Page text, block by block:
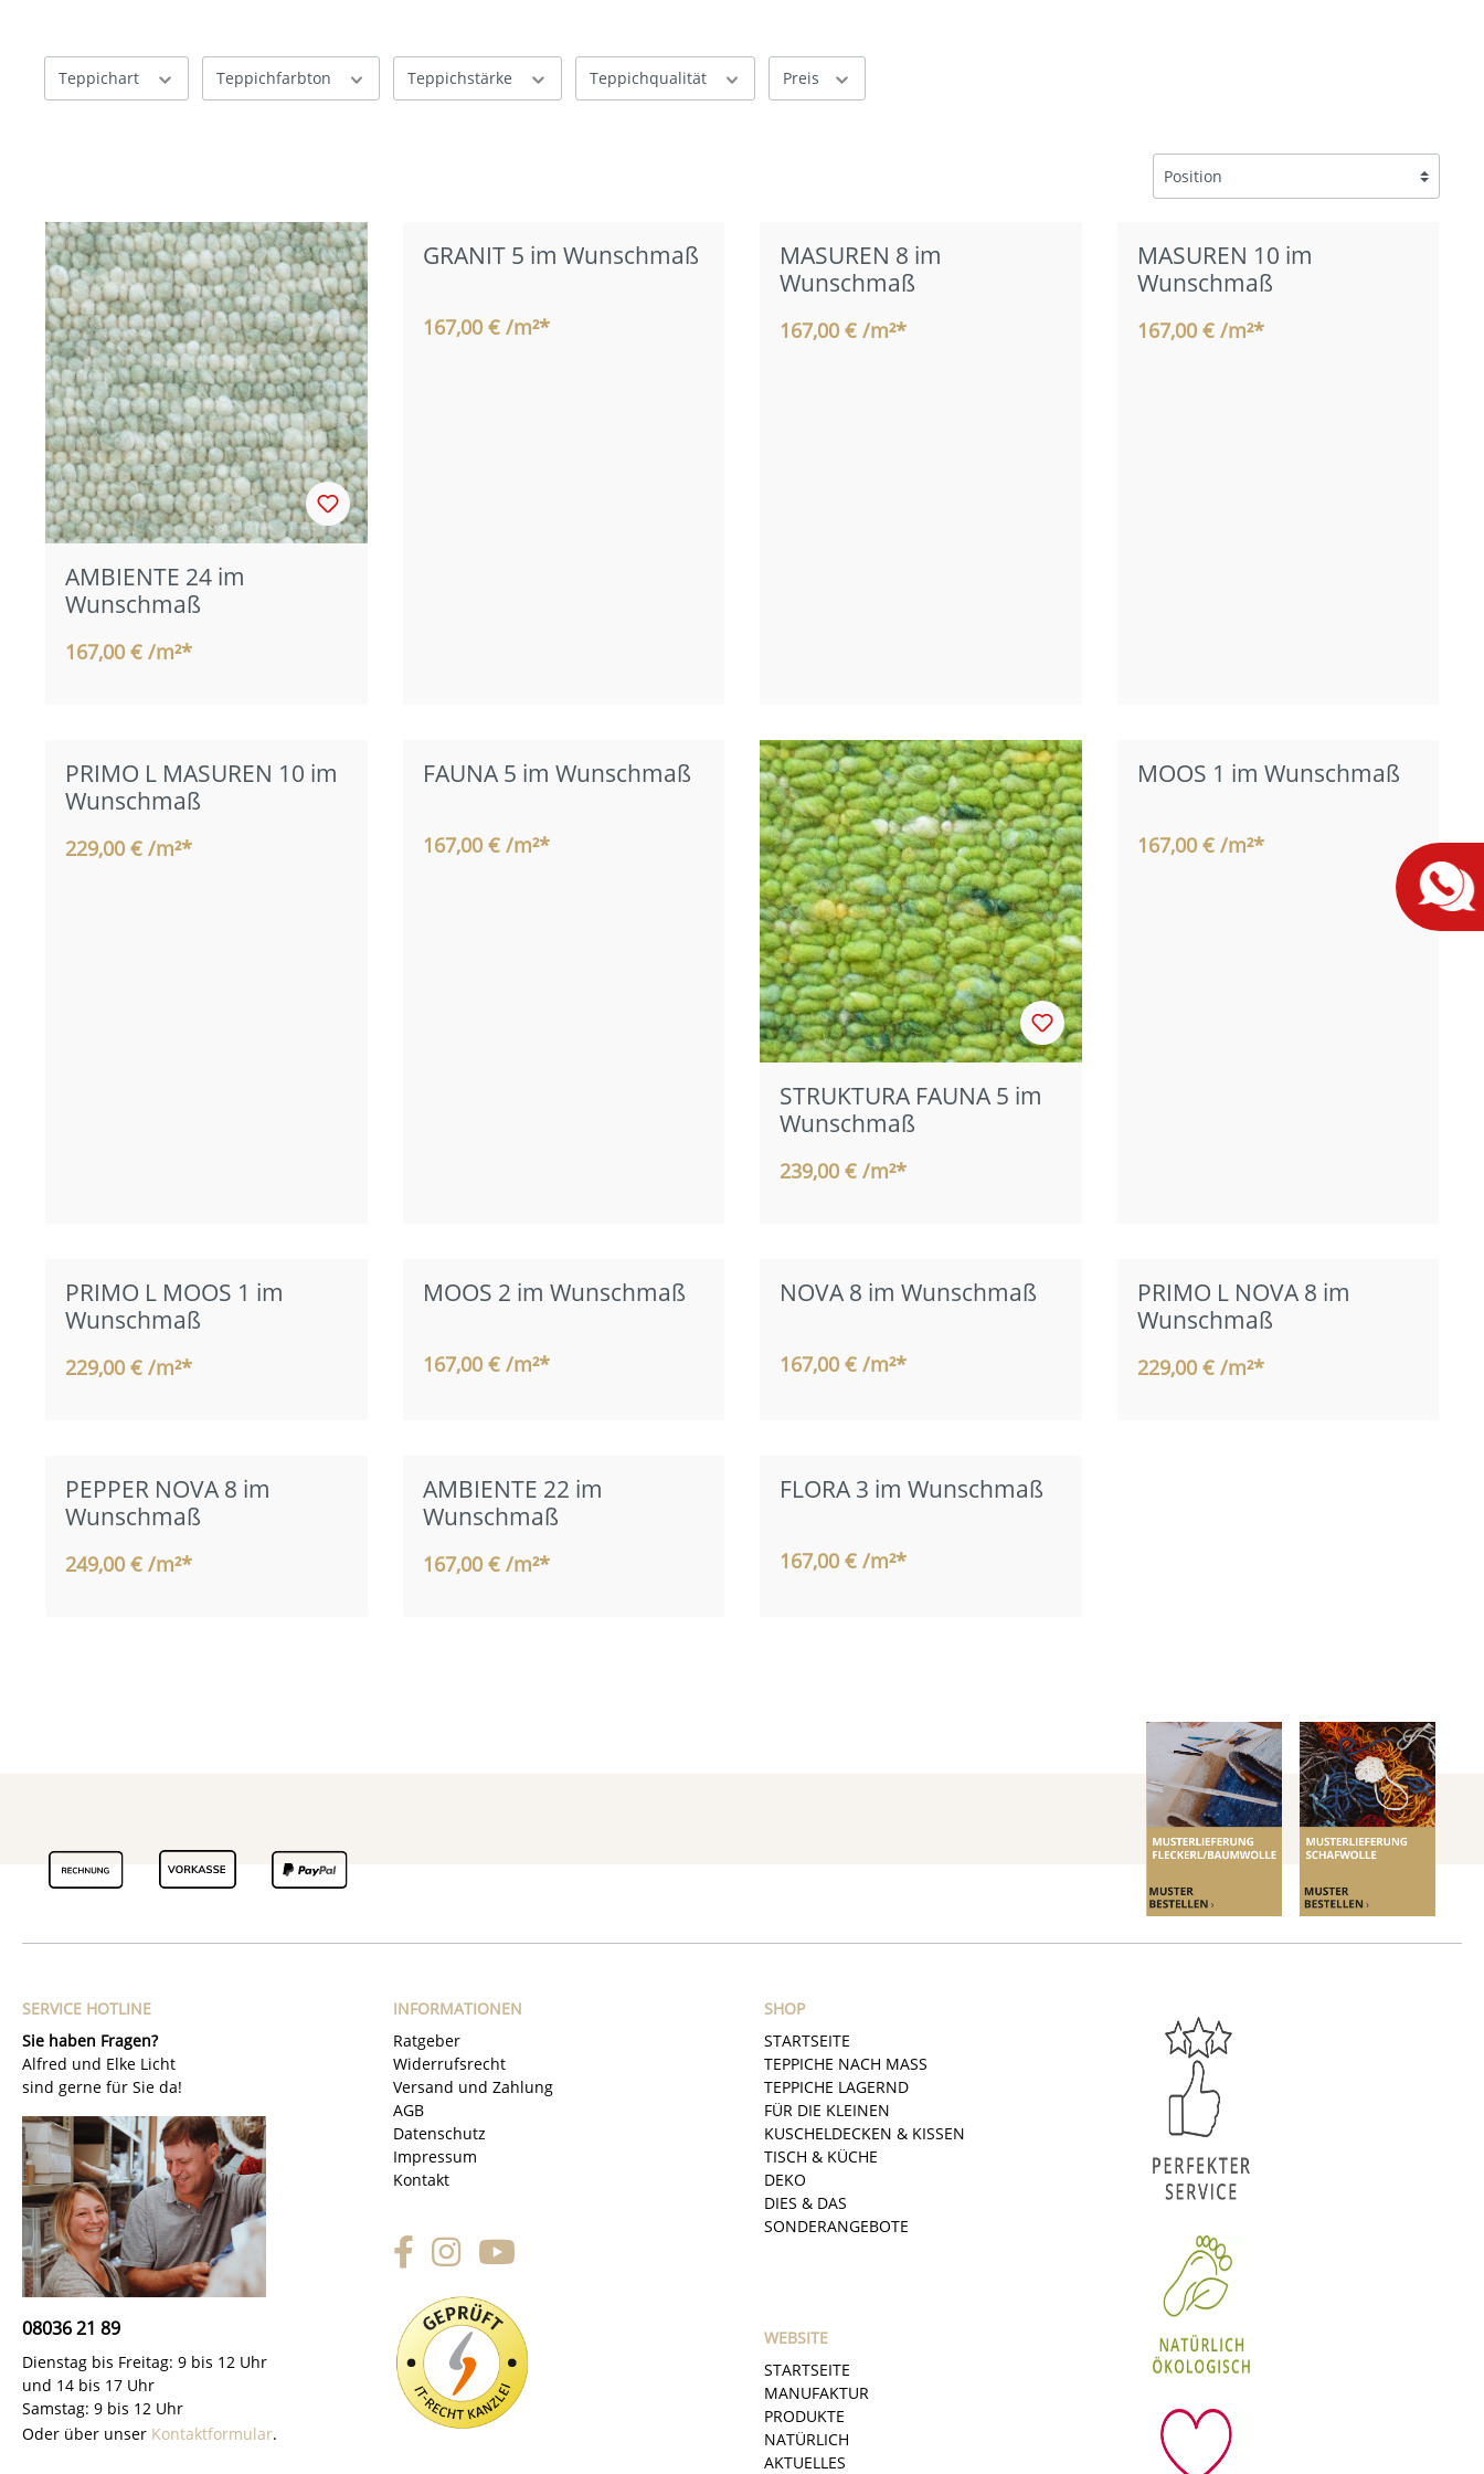
Cottotöne
Teppichart Teppichfarbton Teppichstärke Teppichqualität Preis
AMBIENTE 24 im
Wunschmaß
167,00 € /m²*
GRANIT 5 im Wunschmaß
167,00 € /m²*
MASUREN 8 im
Wunschmaß
167,00 € /m²*
MASUREN 10 im
Wunschmaß
167,00 € /m²*
PRIMO L MASUREN 10 im
Wunschmaß
229,00 € /m²*
FAUNA 5 im Wunschmaß
167,00 € /m²*
STRUKTURA FAUNA 5 im
Wunschmaß
239,00 € /m²*
MOOS 1 im Wunschmaß
167,00 € /m²*
PRIMO L MOOS 1 im
Wunschmaß
229,00 € /m²*
MOOS 2 im Wunschmaß
167,00 € /m²*
NOVA 8 im Wunschmaß
167,00 € /m²*
PRIMO L NOVA 8 im
Wunschmaß
229,00 € /m²*
PEPPER NOVA 8 im
Wunschmaß
249,00 € /m²*
AMBIENTE 22 im
Wunschmaß
167,00 € /m²*
FLORA 3 im Wunschmaß
167,00 € /m²*
SERVICE HOTLINE
Sie haben Fragen?
Alfred und Elke Licht
sind gerne für Sie da!
08036 21 89
Dienstag bis Freitag: 9 bis 12 Uhr
und 14 bis 17 Uhr
Samstag: 9 bis 12 Uhr
Oder über unser Kontaktformular.
INFORMATIONEN
Ratgeber
Widerrufsrecht
Versand und Zahlung
AGB
Datenschutz
Impressum
Kontakt
SHOP
STARTSEITE
TEPPICHE NACH MASS
TEPPICHE LAGERND
FÜR DIE KLEINEN
KUSCHELDECKEN & KISSEN
TISCH & KÜCHE
DEKO
DIES & DAS
SONDERANGEBOTE
WEBSITE
STARTSEITE
MANUFAKTUR
PRODUKTE
NATÜRLICH
AKTUELLES